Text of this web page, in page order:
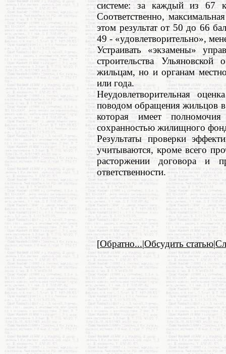
системе: за каждый из 67
Соответственно,
этом результат от 50 до 66
49 - «удовлетворительно»,
Устраивать «экзамены»
строительства
жильцам, но и органам
или года.
Неудовлетворительная
поводом обращения жильцов
которая имеет
сохранностью жилищного
Результаты проверки
учитываются, кроме всего
расторжении договора и
ответственности.
[Обратно...|Обсудить статью|